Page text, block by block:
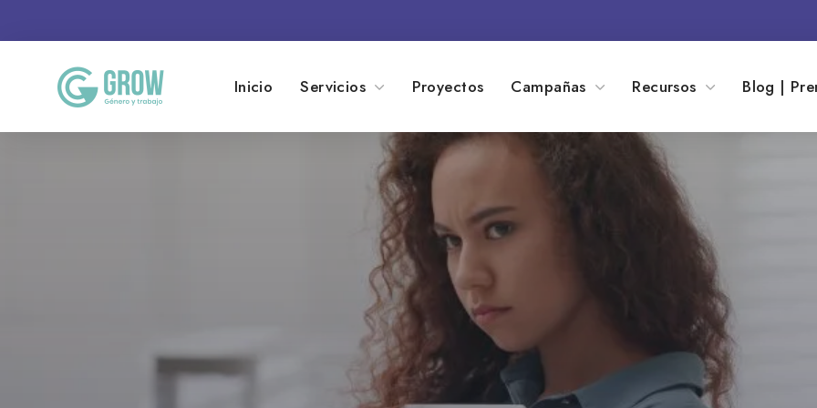
Inicio Servicios Proyectos Campañas Recursos Blog |